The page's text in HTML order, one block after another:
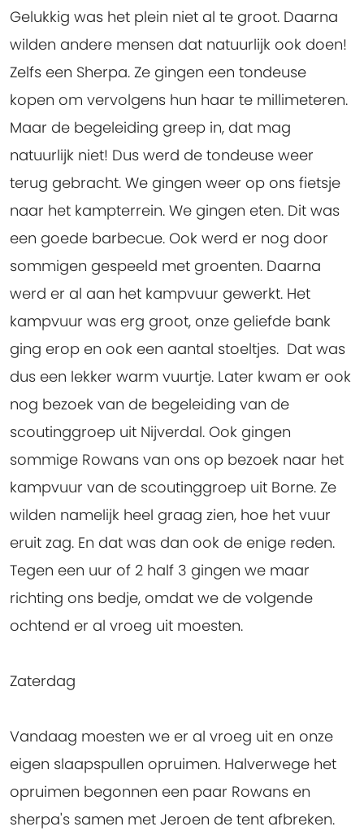
Gelukkig was het plein niet al te groot. Daarna
wilden andere mensen dat natuurlijk ook doen!
Zelfs een Sherpa. Ze gingen een tondeuse
kopen om vervolgens hun haar te millimeteren.
Maar de begeleiding greep in, dat mag
natuurlijk niet! Dus werd de tondeuse weer
terug gebracht. We gingen weer op ons fietsje
naar het kampterrein. We gingen eten. Dit was
een goede barbecue. Ook werd er nog door
sommigen gespeeld met groenten. Daarna
werd er al aan het kampvuur gewerkt. Het
kampvuur was erg groot, onze geliefde bank
ging erop en ook een aantal stoeltjes. Dat was
dus een lekker warm vuurtje. Later kwam er ook
nog bezoek van de begeleiding van de
scoutinggroep uit Nijverdal. Ook gingen
sommige Rowans van ons op bezoek naar het
kampvuur van de scoutinggroep uit Borne. Ze
wilden namelijk heel graag zien, hoe het vuur
eruit zag. En dat was dan ook de enige reden.
Tegen een uur of 2 half 3 gingen we maar
richting ons bedje, omdat we de volgende
ochtend er al vroeg uit moesten.
Zaterdag
Vandaag moesten we er al vroeg uit en onze
eigen slaapspullen opruimen. Halverwege het
opruimen begonnen een paar Rowans en
sherpa's samen met Jeroen de tent afbreken.